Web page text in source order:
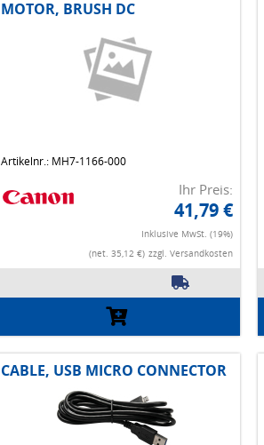
MOTOR, BRUSH DC
Artikelnr.: MH7-1166-000
Ihr Preis:
41,79 €
Inklusive MwSt. (19%)
(net. 35,12 €) zzgl. Versandkosten
CABLE, USB MICRO CONNECTOR